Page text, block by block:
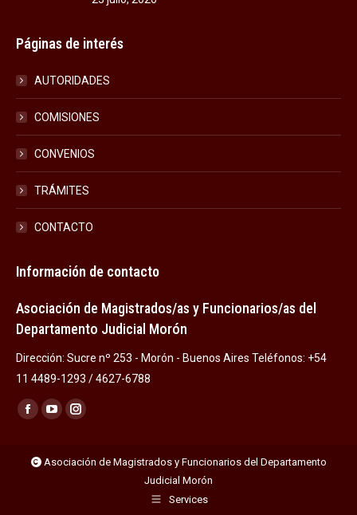
Páginas de interés
AUTORIDADES
COMISIONES
CONVENIOS
TRÁMITES
CONTACTO
Información de contacto
Asociación de Magistrados/as y Funcionarios/as del
Departamento Judicial Morón
Dirección: Sucre nº 253 - Morón - Buenos Aires Teléfonos: +54
11 4489-1293 / 4627-6788
Encuéntranos en:
Facebook
opens
YouTube
opens
Instagram
opens
Asociación de Magistrados y Funcionarios del Departamento
Judicial Morón
Services